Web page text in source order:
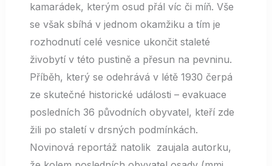
kamarádek, kterým osud přál víc či míň. Vše
se však sbíhá v jednom okamžiku a tím je
rozhodnutí celé vesnice ukončit staleté
živobytí v této pustině a přesun na pevninu.
Příběh, který se odehrává v létě 1930 čerpá
ze skutečné historické události – evakuace
posledních 36 původních obyvatel, kteří zde
žili po staletí v drsných podmínkách.
Novinová reportáž natolik zaujala autorku,